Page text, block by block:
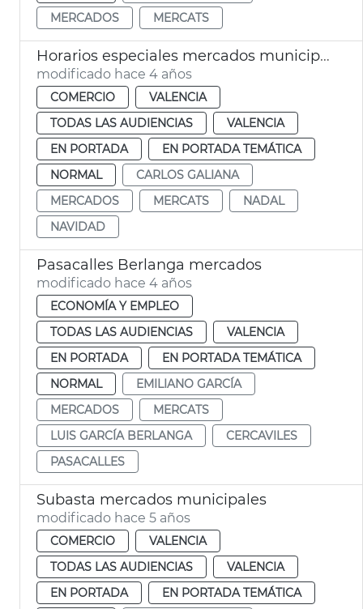
MERCADOS
MERCATS
Horarios especiales mercados municipales
modificado hace 4 años
COMERCIO
VALENCIA
TODAS LAS AUDIENCIAS
VALENCIA
EN PORTADA
EN PORTADA TEMÁTICA
NORMAL
CARLOS GALIANA
MERCADOS
MERCATS
NADAL
NAVIDAD
Pasacalles Berlanga mercados
modificado hace 4 años
ECONOMÍA Y EMPLEO
TODAS LAS AUDIENCIAS
VALENCIA
EN PORTADA
EN PORTADA TEMÁTICA
NORMAL
EMILIANO GARCÍA
MERCADOS
MERCATS
LUIS GARCÍA BERLANGA
CERCAVILES
PASACALLES
Subasta mercados municipales
modificado hace 5 años
COMERCIO
VALENCIA
TODAS LAS AUDIENCIAS
VALENCIA
EN PORTADA
EN PORTADA TEMÁTICA